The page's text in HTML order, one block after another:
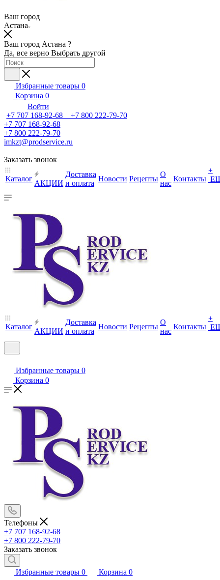
Ваш город
Астана
Ваш город Астана ?
Да, все верно Выбрать другой
Избранные товары 0
Корзина 0
Войти
+7 707 168-92-68 +7 800 222-79-70
+7 707 168-92-68
+7 800 222-79-70
imkzt@prodservice.ru
Заказать звонок
Каталог
АКЦИИ
Доставка
и оплата
Новости Рецепты
О
нас
Контакты
+
Каталог
АКЦИИ
Доставка
и оплата
Новости Рецепты
О
нас
Контакты
+
Избранные товары 0
Корзина 0
Телефоны
+7 707 168-92-68
+7 800 222-79-70
Заказать звонок
Избранные товары 0 Корзина 0